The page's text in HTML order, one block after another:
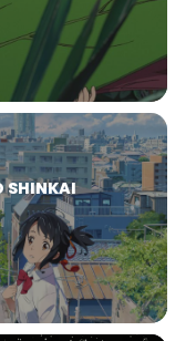
SHINKAI